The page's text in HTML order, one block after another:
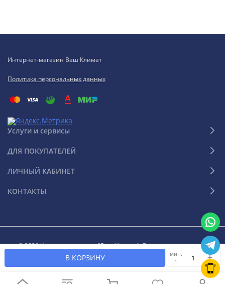
В КОРЗИНУ
мин.
1
Интернет-магазин Ваш Климат
Политика персональных данных
Услуги и сервисы
ДЛЯ ПОКУПАТЕЛЕЙ
ЛИЧНЫЙ КАБИНЕТ
КОНТАКТЫ
© 2026 Интернет-магазин "Ваш Климат". Все права защищены